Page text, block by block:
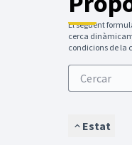
El següent
cerca
condicions de la
Estat